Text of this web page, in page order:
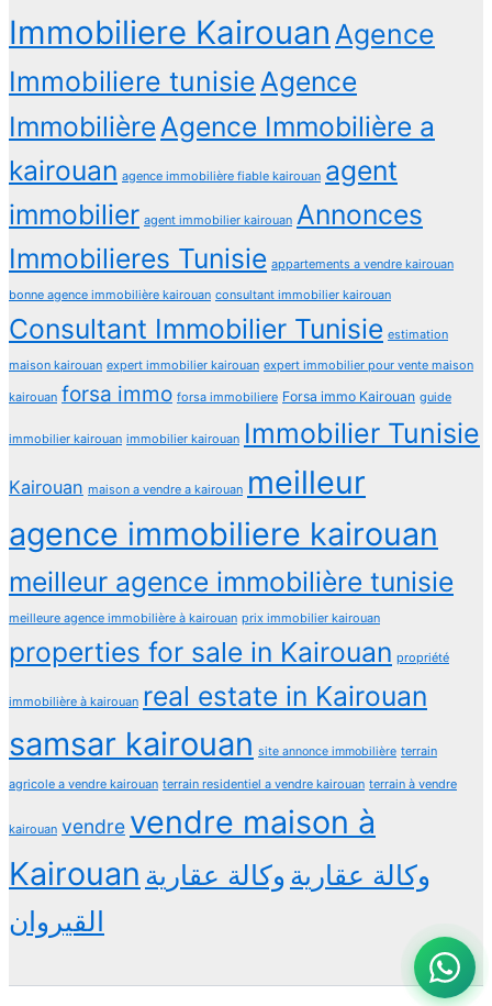
Immobiliere Kairouan Agence
Immobiliere tunisie Agence
Immobilière Agence Immobilière a
kairouan agence immobilière fiable kairouan agent
immobilier agent immobilier kairouan Annonces
Immobilieres Tunisie appartements a vendre kairouan
bonne agence immobilière kairouan consultant immobilier kairouan
Consultant Immobilier Tunisie estimation
maison kairouan expert immobilier kairouan expert immobilier pour vente maison
kairouan forsa immo forsa immobiliere Forsa immo Kairouan guide
immobilier kairouan immobilier kairouan Immobilier Tunisie
Kairouan maison a vendre a kairouan meilleur
agence immobiliere kairouan
meilleur agence immobilière tunisie
meilleure agence immobilière à kairouan prix immobilier kairouan
properties for sale in Kairouan propriété
immobilière à kairouan real estate in Kairouan
samsar kairouan site annonce immobilière terrain
agricole a vendre kairouan terrain residentiel a vendre kairouan terrain à vendre
kairouan vendre vendre maison à
Kairouan
وكالة عقارية وكالة عقارية
القيروان